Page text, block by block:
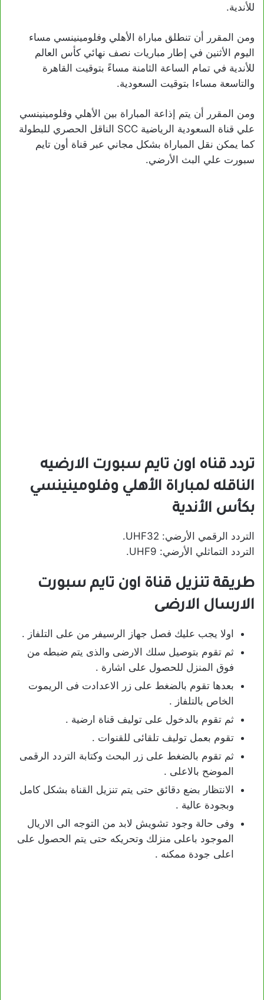
للأندية.
ومن المقرر أن تنطلق مباراة الأهلي وفلومينينسي مساء
اليوم الأثنين في إطار مباريات نصف نهائي كأس العالم
للأندية في تمام الساعة الثامنة مساءً بتوقيت القاهرة
والتاسعة مساءا بتوقيت السعودية.
ومن المقرر أن يتم إذاعة المباراة بين الأهلي وفلومينينسي
علي قناة السعودية الرياضية SCC الناقل الحصري للبطولة
كما يمكن نقل المباراة بشكل مجاني عبر قناة أون تايم
سبورت علي البث الأرضي.
تردد قناه اون تايم سبورت الارضيه
الناقله لمباراة الأهلي وفلومينينسي
بكأس الأندية
التردد الرقمي الأرضي: UHF32.
التردد التماثلي الأرضي: UHF9.
طريقة تنزيل قناة اون تايم سبورت
الارسال الارضى
اولا يجب عليك فصل جهاز الرسيفر من على التلفاز .
ثم تقوم بتوصيل سلك الارضى والذى يتم ضبطه من
فوق المنزل للحصول على اشارة .
بعدها تقوم بالضغط على زر الاعدادت فى الريموت
الخاص بالتلفاز .
ثم تقوم بالدخول على توليف قناة ارضية .
تقوم بعمل توليف تلقائى للقنوات .
ثم تقوم بالضغط على زر البحث وكتابة التردد الرقمى
الموضح بالاعلى .
الانتظار بضع دقائق حتى يتم تنزيل القناة بشكل كامل
وبجودة عالية .
وفى حالة وجود تشويش لابد من التوجه الى الاريال
الموجود باعلى منزلك وتحريكه حتى يتم الحصول على
اعلى جودة ممكنه .